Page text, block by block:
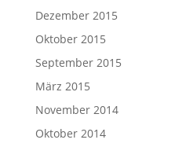
Dezember 2015
Oktober 2015
September 2015
März 2015
November 2014
Oktober 2014